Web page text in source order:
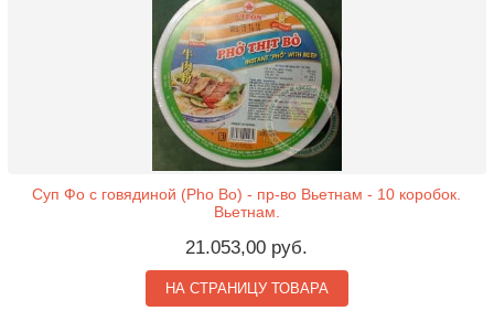
Суп Фо с говядиной (Pho Bo) - пр-во Вьетнам - 10 коробок.
Вьетнам.
21.053,00 руб.
НА СТРАНИЦУ ТОВАРА